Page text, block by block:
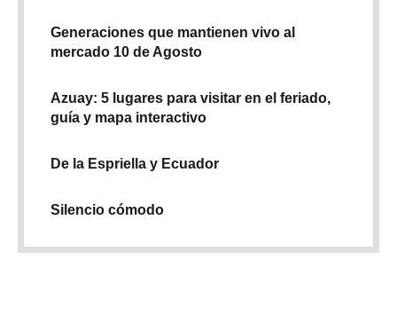
Generaciones que mantienen vivo al
mercado 10 de Agosto
Azuay: 5 lugares para visitar en el feriado,
guía y mapa interactivo
De la Espriella y Ecuador
Silencio cómodo